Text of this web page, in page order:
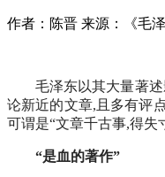
作者：陈晋 来源：《毛
毛泽东以其大量著
论新近的文章,且多有评
可谓是“文章千古事,得失
“是血的著作”